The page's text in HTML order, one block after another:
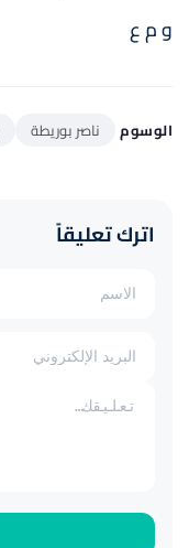
و م ع
الوسوم ناصر بوريطة
اترك تعليقاً